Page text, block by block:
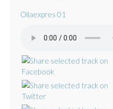
Ollaexpres 01